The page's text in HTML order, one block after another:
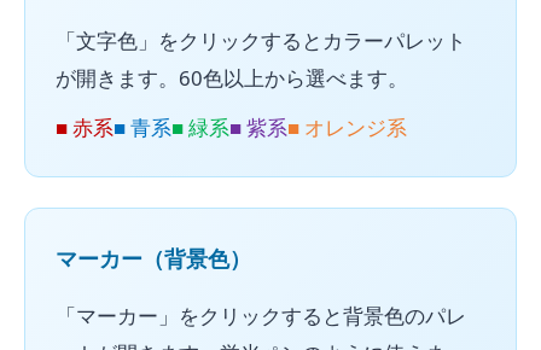
「文字色」をクリックするとカラーパレット
が開きます。60色以上から選べます。
■ 赤系■ 青系■ 緑系■ 紫系■ オレンジ系
マーカー（背景色）
「マーカー」をクリックすると背景色のパレ